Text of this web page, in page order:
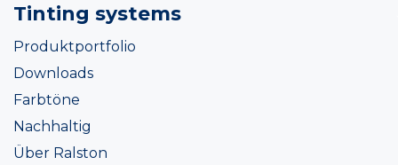
Tinting systems
Produktportfolio
Downloads
Farbtöne
Nachhaltig
Über Ralston